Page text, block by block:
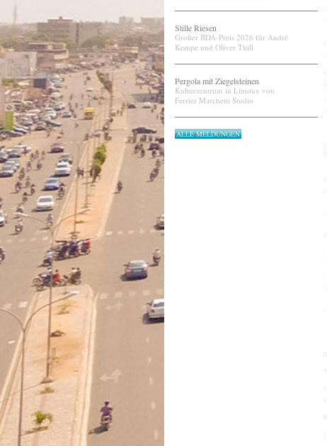
Stille Riesen
Großer BDA-Preis 2026 für André
Kempe und Oliver Thill
Pergola mit Ziegelsteinen
Kulturzentrum in Limoux von
Ferrier Marchetti Studio
ALLE MELDUNGEN